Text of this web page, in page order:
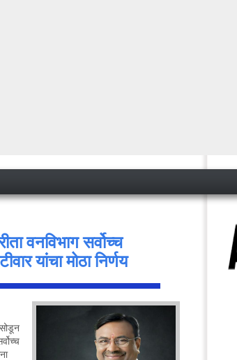
वनविभाग सर्वोच्च
यांचा मोठा निर्णय
सोडून